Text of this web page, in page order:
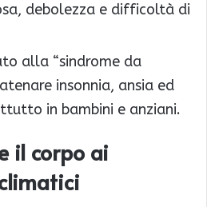
debolezza e difficoltà di
alla “sindrome da
insonnia, ansia ed
in bambini e anziani.
il corpo ai